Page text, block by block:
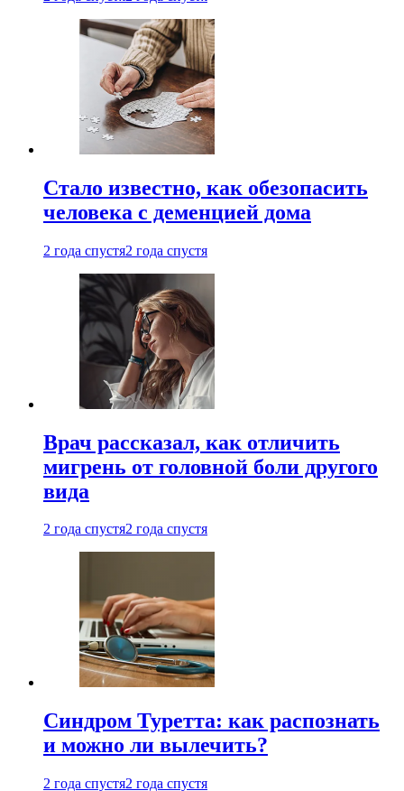
Стало известно, как обезопасить
человека с деменцией дома
2 года спустя2 года спустя
Врач рассказал, как отличить
мигрень от головной боли другого
вида
2 года спустя2 года спустя
Синдром Туретта: как распознать
и можно ли вылечить?
2 года спустя2 года спустя